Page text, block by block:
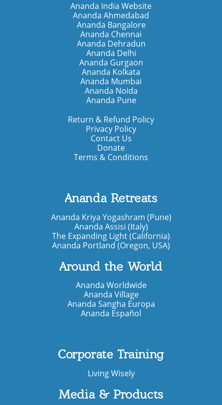
Ananda India Website
Ananda Ahmedabad
Ananda Bangalore
Ananda Chennai
Ananda Dehradun
Ananda Delhi
Ananda Gurgaon
Ananda Kolkata
Ananda Mumbai
Ananda Noida
Ananda Pune
Return & Refund Policy
Privacy Policy
Contact Us
Donate
Terms & Conditions
Ananda Retreats
Ananda Kriya Yogashram (Pune)
Ananda Assisi (Italy)
The Expanding Light (California)
Ananda Portland (Oregon, USA)
Around the World
Ananda Worldwide
Ananda Village
Ananda Sangha Europa
Ananda Español
Corporate Training
Living Wisely
Media & Products